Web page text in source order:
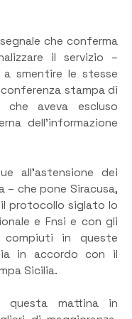
che conferma
il servizio –
smentire le stesse
stampa di
aveva escluso
dell’informazione
all’astensione dei
– che pone Siracusa,
protocollo siglato lo
e Fnsi e con gli
in queste
in accordo con il
Sicilia.
questa mattina in